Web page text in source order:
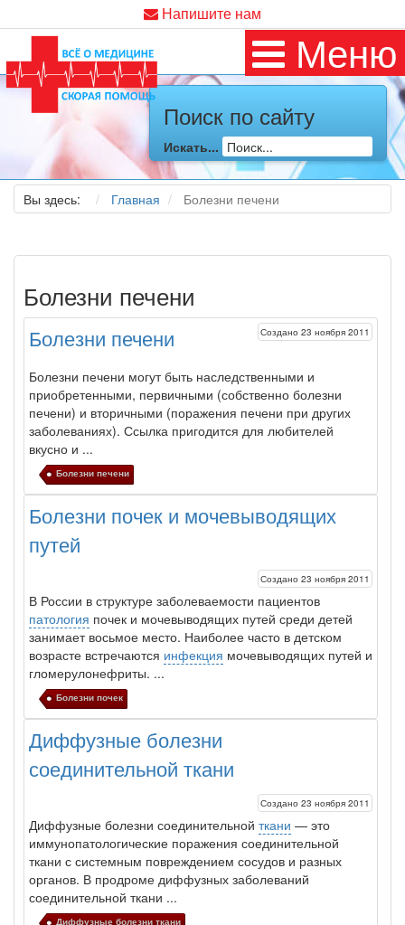
Напишите нам
Меню
Поиск по сайту
Искать...
Вы здесь: Главная Болезни печени
Болезни печени
Болезни печени Создано 23 ноября 2011
Болезни печени могут быть наследственными и
приобретенны­ми, первичными (собственно болезни
печени) и вторичными (по­ражения печени при других
заболеваниях). Ссылка пригодится для любителей
вкусно и ...
Болезни печени
Болезни почек и мочевыводящих
путей
Создано 23 ноября 2011
В России в структуре заболеваемости пациентов
патология почек и мочевыводящих путей среди детей
занимает восьмое место. Наиболее часто в детском
возрасте встречаются инфекция мочевыводящих путей и
гломерулонефриты. ...
Болезни почек
Диффузные болезни
соединительной ткани
Создано 23 ноября 2011
Диффузные болезни соединительной ткани — это
иммунопато­логические поражения соединительной
ткани с системным по­вреждением сосудов и разных
органов. В продроме диффузных заболеваний
соединительной ткани ...
Диффузные болезни ткани